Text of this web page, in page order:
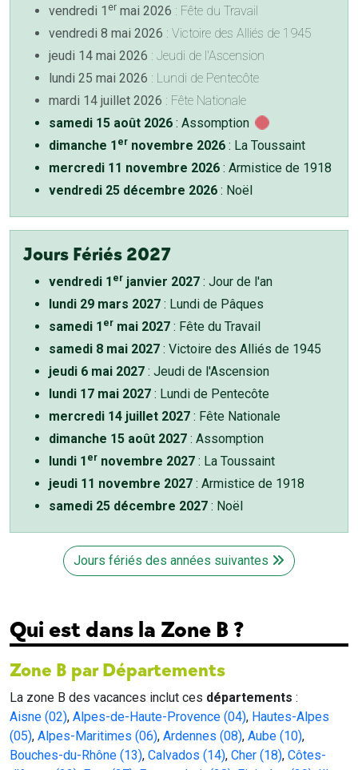
vendredi 1 er mai 2026 : Fête du Travail
vendredi 8 mai 2026 : Victoire des Alliés de 1945
jeudi 14 mai 2026 : Jeudi de l'Ascension
lundi 25 mai 2026 : Lundi de Pentecôte
mardi 14 juillet 2026 : Fête Nationale
samedi 15 août 2026 : Assomption
dimanche 1 er novembre 2026 : La Toussaint
mercredi 11 novembre 2026 : Armistice de 1918
vendredi 25 décembre 2026 : Noël
Jours Fériés 2027
vendredi 1 er janvier 2027 : Jour de l'an
lundi 29 mars 2027 : Lundi de Pâques
samedi 1 er mai 2027 : Fête du Travail
samedi 8 mai 2027 : Victoire des Alliés de 1945
jeudi 6 mai 2027 : Jeudi de l'Ascension
lundi 17 mai 2027 : Lundi de Pentecôte
mercredi 14 juillet 2027 : Fête Nationale
dimanche 15 août 2027 : Assomption
lundi 1 er novembre 2027 : La Toussaint
jeudi 11 novembre 2027 : Armistice de 1918
samedi 25 décembre 2027 : Noël
Jours fériés des années suivantes
Qui est dans la Zone B ?
Zone B par Départements
La zone B des vacances inclut ces départements :
Aisne (02), Alpes-de-Haute-Provence (04), Hautes-Alpes
(05), Alpes-Maritimes (06), Ardennes (08), Aube (10),
Bouches-du-Rhône (13), Calvados (14), Cher (18), Côtes-